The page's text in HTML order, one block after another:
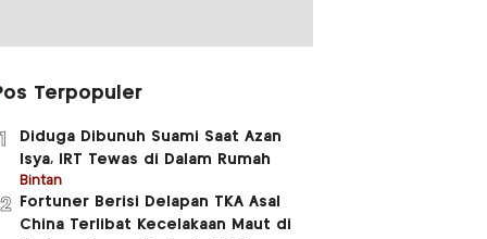
Terpopuler
Diduga Dibunuh Suami Saat Azan
Isya, IRT Tewas di Dalam Rumah
Bintan
Fortuner Berisi Delapan TKA Asal
China Terlibat Kecelakaan Maut di